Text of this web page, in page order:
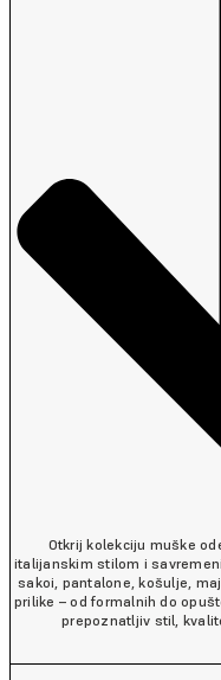
Otkrij kolekciju muške
italijanskim stilom i
sakoi, pantalone, košulje,
prilike – od formalnih do
prepoznatljiv stil,